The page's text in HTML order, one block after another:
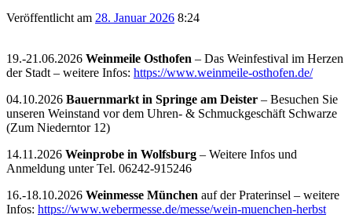
Veröffentlicht am 28. Januar 2026 8:24
19.-21.06.2026 Weinmeile Osthofen – Das Weinfestival im Herzen
der Stadt – weitere Infos: https://www.weinmeile-osthofen.de/
04.10.2026 Bauernmarkt in Springe am Deister – Besuchen Sie
unseren Weinstand vor dem Uhren- & Schmuckgeschäft Schwarze
(Zum Niederntor 12)
14.11.2026 Weinprobe in Wolfsburg – Weitere Infos und
Anmeldung unter Tel. 06242-915246
16.-18.10.2026 Weinmesse München auf der Praterinsel – weitere
Infos: https://www.webermesse.de/messe/wein-muenchen-herbst